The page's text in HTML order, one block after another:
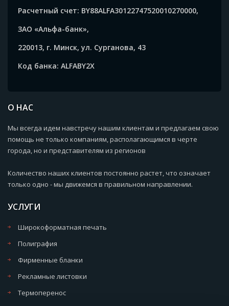
Расчетный счет: BY88ALFA30122747520010270000,
ЗАО «Альфа-банк»,
220013, г. Минск, ул. Сурганова, 43
Код банка: ALFABY2X
О НАС
Мы всегда идем навстречу нашим клиентам и предлагаем свою
помощь не только компаниям, располагающимся в черте
города, но и представителям из регионов
Количество наших клиентов постоянно растет, что означает
только одно - мы движемся в правильном направлении.
УСЛУГИ
Широкоформатная печать
Полиграфия
Фирменные бланки
Рекламные листовки
Термоперенос